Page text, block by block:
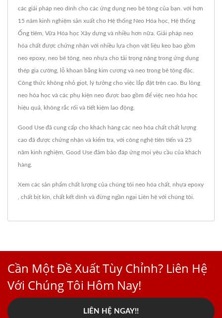
các giải pháp neo dính cho các ứng dụng neo bê tông của bạn. với hơn
15 năm kinh nghiệm sản xuất cho Hệ thống Neo Hóa học, Hệ thống
Ống tiêm, Vữa Hóa học Xây dựng và nhiều hơn nữa. Giải pháp neo
hóa chất được chứng nhận với nhiều lựa chọn vật liệu keo bao gồm
neo epoxy, neo bê tông, neo nhựa cho tải trọng nặng trong ứng dụng
thép gia cường, lỗ khoan bằng kim cương và neo trong bê tông đặc.
Công thức không nhỏ giọt, lý tưởng cho việc lắp đặt trên cao. Bu lông
neo hóa học và các phụ kiện neo được bao gồm để việc neo hóa học
hiệu quả, không rắc rối và tiết kiệm lao động.
Good Use đã cung cấp cho khách hàng các neo hóa chất chất lượng
cao đã được chứng nhận và kiểm tra, với công nghệ tiên tiến và 25
năm kinh nghiệm, Good Use đảm bảo đáp ứng mọi yêu cầu của khách
hàng.
Xem các sản phẩm chất lượng của chúng tôi neo hóa chất nhựa epoxy
chất bịt kín chất kết dính và đừng ngần ngại Liên hệ với chúng tôi
Cần Một Đề Xuất Tùy Chỉnh? Liên Hệ
Với Chúng Tôi Hôm Nay!
LIÊN HỆ NGAY!!